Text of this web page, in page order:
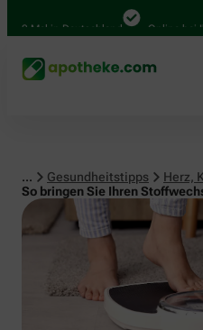
Mal in Deutschland Online bei Ihrer
... Gesundheitstipps
Herz,
So bringen Sie Ihren
Herz, Kreislauf & Stoffwechsel